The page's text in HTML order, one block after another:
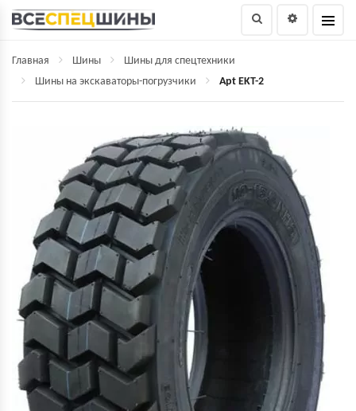
Главная Шины
Шины для спецтехники
Шины на экскаваторы-погрузчики
Apt EKT-2